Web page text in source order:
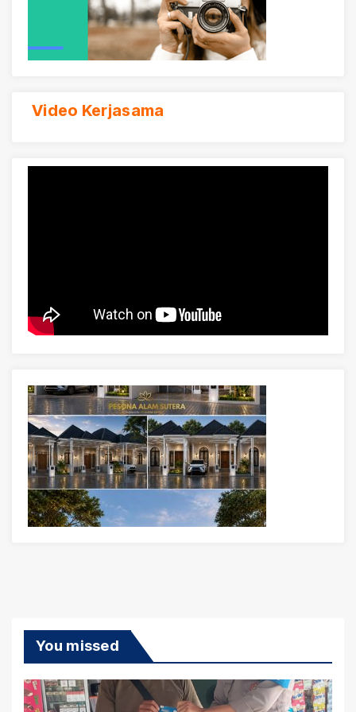
Video Kerjasama
You missed